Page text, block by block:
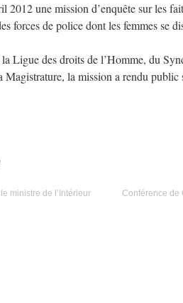
2012 une mission d’enquête sur les
forces de police dont les femmes se
Ligue des droits de l’Homme, du
Magistrature, la mission a rendu
ministre de l’Intérieur
Conférence de